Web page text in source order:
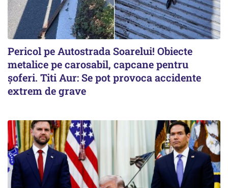
Pericol pe Autostrada Soarelui! Obiecte
metalice pe carosabil, capcane pentru
șoferi. Titi Aur: Se pot provoca accidente
extrem de grave